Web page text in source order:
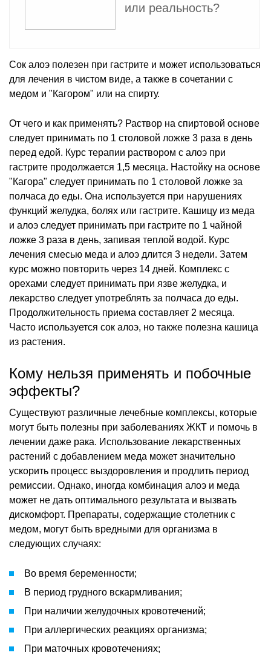
или реальность?
Сок алоэ полезен при гастрите и может использоваться
для лечения в чистом виде, а также в сочетании с
медом и "Кагором" или на спирту.
От чего и как применять? Раствор на спиртовой основе
следует принимать по 1 столовой ложке 3 раза в день
перед едой. Курс терапии раствором с алоэ при
гастрите продолжается 1,5 месяца. Настойку на основе
"Кагора" следует принимать по 1 столовой ложке за
полчаса до еды. Она используется при нарушениях
функций желудка, болях или гастрите. Кашицу из меда
и алоэ следует принимать при гастрите по 1 чайной
ложке 3 раза в день, запивая теплой водой. Курс
лечения смесью меда и алоэ длится 3 недели. Затем
курс можно повторить через 14 дней. Комплекс с
орехами следует принимать при язве желудка, и
лекарство следует употреблять за полчаса до еды.
Продолжительность приема составляет 2 месяца.
Часто используется сок алоэ, но также полезна кашица
из растения.
Кому нельзя применять и побочные
эффекты?
Существуют различные лечебные комплексы, которые
могут быть полезны при заболеваниях ЖКТ и помочь в
лечении даже рака. Использование лекарственных
растений с добавлением меда может значительно
ускорить процесс выздоровления и продлить период
ремиссии. Однако, иногда комбинация алоэ и меда
может не дать оптимального результата и вызвать
дискомфорт. Препараты, содержащие столетник с
медом, могут быть вредными для организма в
следующих случаях:
Во время беременности;
В период грудного вскармливания;
При наличии желудочных кровотечений;
При аллергических реакциях организма;
При маточных кровотечениях;